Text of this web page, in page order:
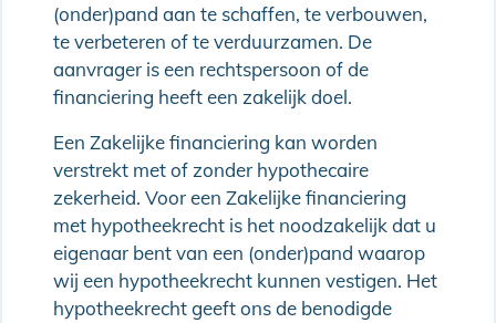
(onder)pand aan te schaffen, te verbouwen,
te verbeteren of te verduurzamen. De
aanvrager is een rechtspersoon of de
financiering heeft een zakelijk doel.
Een Zakelijke financiering kan worden
verstrekt met of zonder hypothecaire
zekerheid. Voor een Zakelijke financiering
met hypotheekrecht is het noodzakelijk dat u
eigenaar bent van een (onder)pand waarop
wij een hypotheekrecht kunnen vestigen. Het
hypotheekrecht geeft ons de benodigde